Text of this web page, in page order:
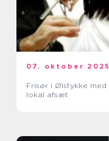
07. oktober 2025
Frisør i Ølstykke med
lokal afsæt